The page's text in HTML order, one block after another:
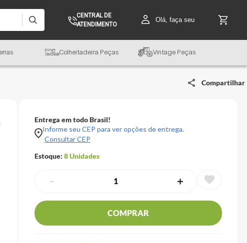
CENTRAL DE
ATENDIMENTO
Olá, faça seu
Colheitadeira Peças Vintage Peças
Compartilhar
Entrega em todo Brasil!
Informe seu CEP para ver opções de entrega.
Consultar CEP
Estoque: 8Unidades
＋
－
COMPRAR